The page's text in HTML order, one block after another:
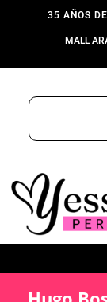
35 AÑOS
MALL